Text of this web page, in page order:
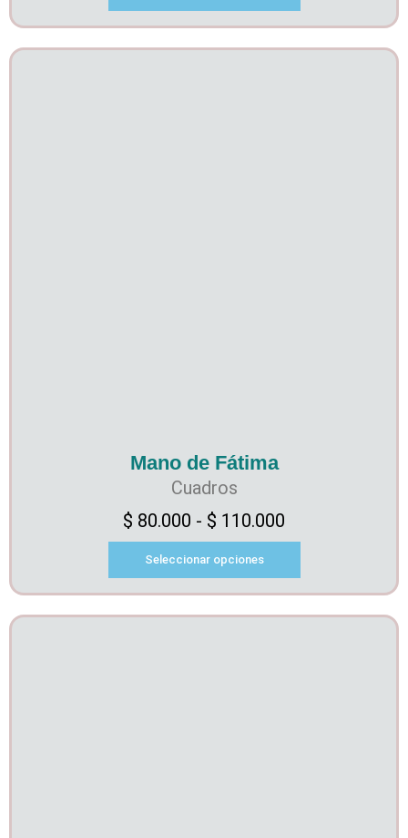
Mano de Fátima
Cuadros
$ 80.000 - $ 110.000
Seleccionar opciones